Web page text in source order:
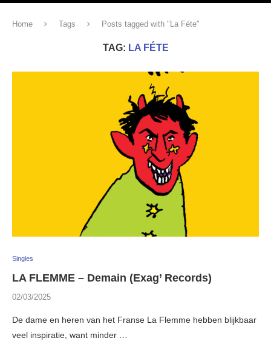
Home Tags Posts tagged with "La Féte"
TAG: LA FÉTE
Singles
LA FLEMME – Demain (Exag’ Records)
02/03/2025
De dame en heren van het Franse La Flemme hebben blijkbaar
veel inspiratie, want minder …